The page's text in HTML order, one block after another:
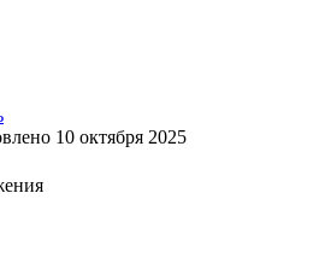
10 октября 2025